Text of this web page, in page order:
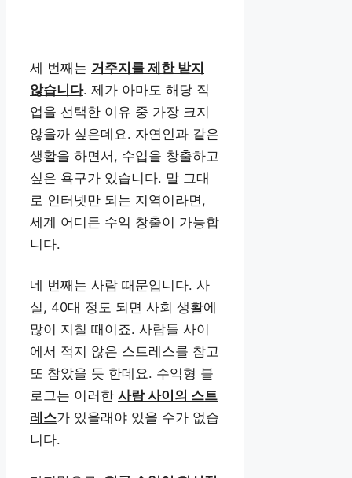
세 번째는 거주지를 제한 받지
않습니다. 제가 아마도 해당 직
업을 선택한 이유 중 가장 크지
않을까 싶은데요. 자연인과 같은
생활을 하면서, 수입을 창출하고
싶은 욕구가 있습니다. 말 그대
로 인터넷만 되는 지역이라면,
세계 어디든 수익 창출이 가능합
니다.
네 번째는 사람 때문입니다. 사
실, 40대 정도 되면 사회 생활에
많이 지칠 때이죠. 사람들 사이
에서 적지 않은 스트레스를 참고
또 참았을 듯 한데요. 수익형 블
로그는 이러한 사람 사이의 스트
레스가 있을래야 있을 수가 없습
니다.